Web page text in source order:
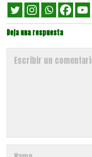
Deja una respuesta